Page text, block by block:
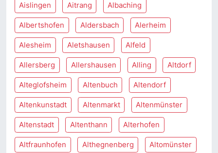
Aislingen Aitrang Albaching
Albertshofen Aldersbach Alerheim
Alesheim Aletshausen Alfeld
Allersberg Allershausen Alling Altdorf
Alteglofsheim Altenbuch Altendorf
Altenkunstadt Altenmarkt Altenmünster
Altenstadt Altenthann Alterhofen
Altfraunhofen Althegnenberg Altomünster